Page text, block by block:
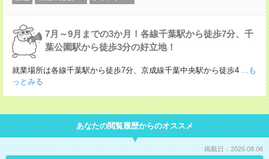
7月～9月までの3か月！各線千葉駅から徒歩7分、千
葉公園駅から徒歩3分の好立地！
就業場所は各線千葉駅から徒歩7分、京成線千葉中央駅から徒歩4 ...も
っとみる
あなたの閲覧履歴からのオススメ
掲載日：2026.08.06